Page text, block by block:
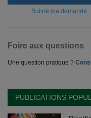
Suivre ma demande
Foire aux questions
Une question pratique ?
PUBLICATIONS